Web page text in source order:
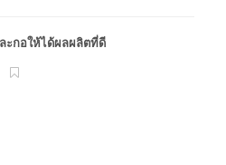
ะกอให้ได้ผลผลิตที่ดี